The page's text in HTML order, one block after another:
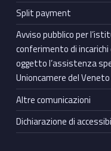
Split payment
Avviso pubblico per
conferimento di
oggetto l’assistenza
Unioncamere del Veneto
Altre comunicazioni
Dichiarazione di